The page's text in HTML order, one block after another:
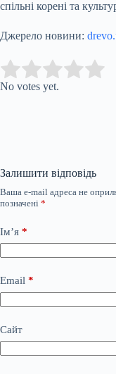
спільні корені та
Джерело новини:
Rate this item:
No votes yet.
Залишити відповідь
Ваша e-mail адреса не
позначені *
Ім’я *
Email *
Сайт